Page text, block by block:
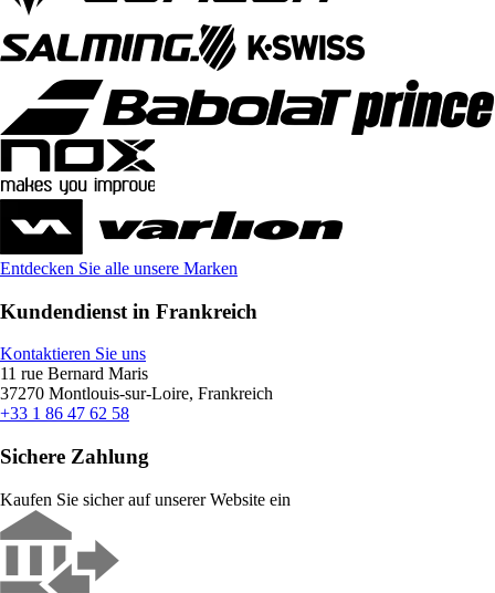
Entdecken Sie alle unsere Marken
Kundendienst in Frankreich
Kontaktieren Sie uns
11 rue Bernard Maris
37270 Montlouis-sur-Loire, Frankreich
+33 1 86 47 62 58
Sichere Zahlung
Kaufen Sie sicher auf unserer Website ein